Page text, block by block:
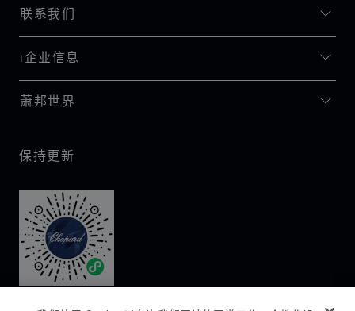
联系我们
I企业信息
萧邦世界
保持更新